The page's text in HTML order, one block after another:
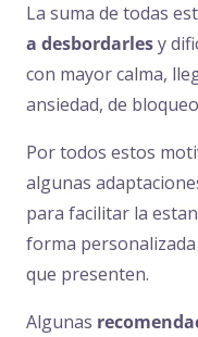
La suma de todas
a desbordarlesy
con mayor calma,
ansiedad, de
Por todos estos
algunas
para facilitar la
forma
que presenten.
Algunas